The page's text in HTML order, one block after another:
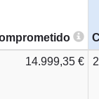
14.999,35 €